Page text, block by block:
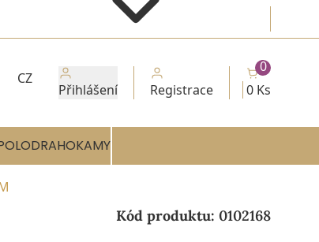
CZ
Přihlášení Registrace 0 Ks
0
Kód produktu: 0102168